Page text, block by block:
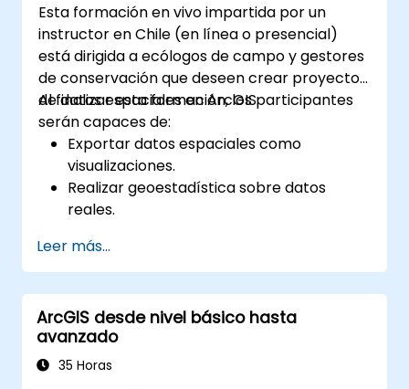
Esta formación en vivo impartida por un
instructor en Chile (en línea o presencial)
está dirigida a ecólogos de campo y gestores
de conservación que deseen crear proyectos
de datos espaciales en ArcGIS.
Al finalizar esta formación, los participantes
serán capaces de:
Exportar datos espaciales como
visualizaciones.
Realizar geoestadística sobre datos
reales.
procesamiento de datos y cartografía
con ArcGIS.
Analizar datos espaciales para proyectos
en ArcGIS.
Leer más...
ArcGIS desde nivel básico hasta
avanzado
35 Horas